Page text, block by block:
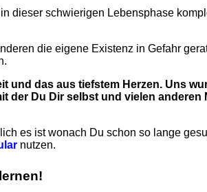
dieser schwierigen Lebensphase
die eigene Existenz in Gefahr
das aus tiefstem Herzen. Uns
der Du Dir selbst und vielen anderen
es ist wonach Du schon so lange
nutzen.